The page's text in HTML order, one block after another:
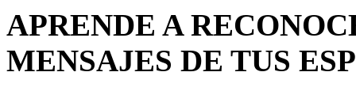
APRENDE A
MENSAJES DE TUS